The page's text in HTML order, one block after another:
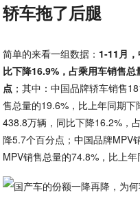
轿车拖了后腿
简单的来看一组数据： 1-11月
比下降16.9%，占乘用车销售总
点 ；其中：中国品牌轿车销售
售总量的19.6%，比上年同期
438.8万辆，同比下降16.2%，
降5.7个百分点；中国品牌MPV
MPV销售总量的74.8%，比上年